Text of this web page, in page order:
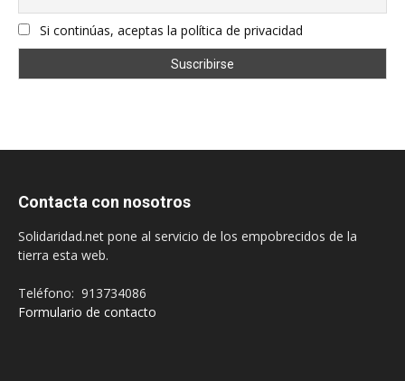
Si continúas, aceptas la política de privacidad
Contacta con nosotros
Solidaridad.net pone al servicio de los empobrecidos de la
tierra esta web.
Teléfono: 913734086
Formulario de contacto